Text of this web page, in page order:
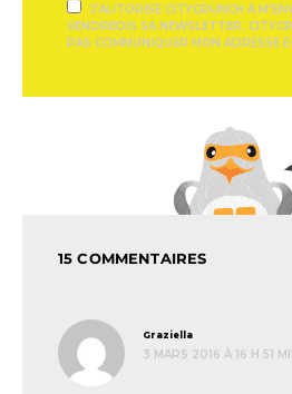
J'AUTORISE CITYCRUNCH À
VENDREDIS SA NEWSLETTER.
PAS COMMUNIQUER MON ADRESSE
15 COMMENTAIRES
Graziella
3 MARS 2016 À 16 H 51